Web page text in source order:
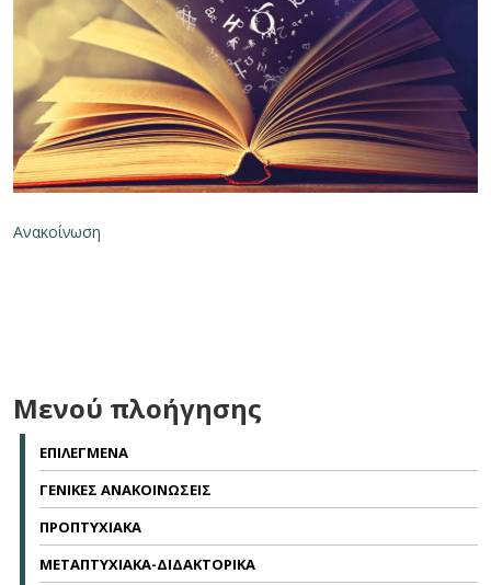
Ανακοίνωση
Μενού πλοήγησης
ΕΠΙΛΕΓΜΕΝΑ
ΓΕΝΙΚΕΣ ΑΝΑΚΟΙΝΩΣΕΙΣ
ΠΡΟΠΤΥΧΙΑΚΑ
ΜΕΤΑΠΤΥΧΙΑΚΑ-ΔΙΔΑΚΤΟΡΙΚΑ